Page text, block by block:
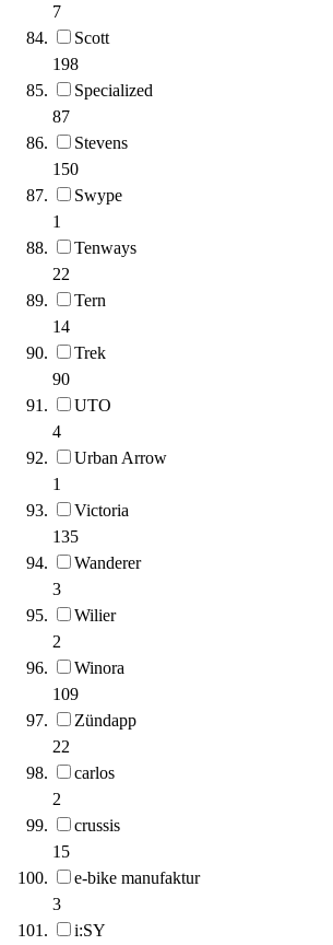
7
Scott
198
Specialized
87
Stevens
150
Swype
1
Tenways
22
Tern
14
Trek
90
UTO
4
Urban Arrow
1
Victoria
135
Wanderer
3
Wilier
2
Winora
109
Zündapp
22
carlos
2
crussis
15
e-bike manufaktur
3
i:SY